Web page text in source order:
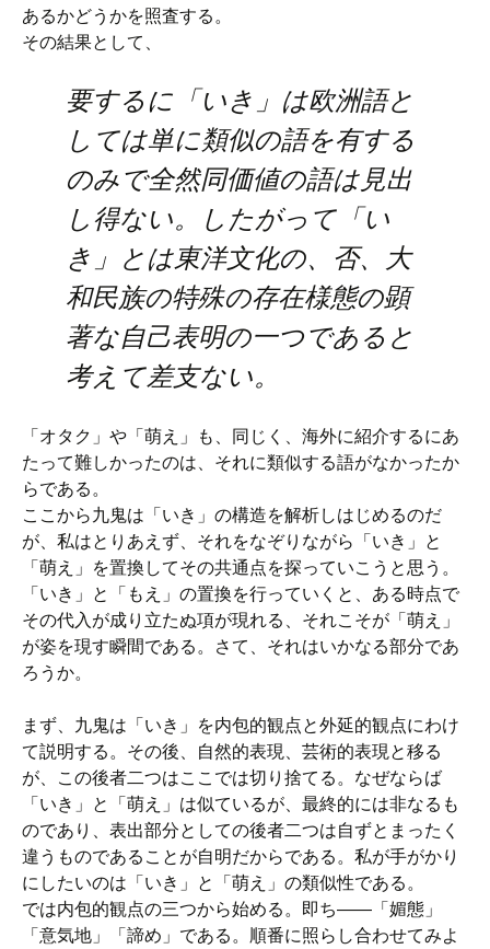
あるかどうかを照査する。
その結果として、
要するに「いき」は欧洲語と
しては単に類似の語を有する
のみで全然同価値の語は見出
し得ない。したがって「い
き」とは東洋文化の、否、大
和民族の特殊の存在様態の顕
著な自己表明の一つであると
考えて差支ない。
「オタク」や「萌え」も、同じく、海外に紹介するにあ
たって難しかったのは、それに類似する語がなかったか
らである。
ここから九鬼は「いき」の構造を解析しはじめるのだ
が、私はとりあえず、それをなぞりながら「いき」と
「萌え」を置換してその共通点を探っていこうと思う。
「いき」と「もえ」の置換を行っていくと、ある時点で
その代入が成り立たぬ項が現れる、それこそが「萌え」
が姿を現す瞬間である。さて、それはいかなる部分であ
ろうか。
まず、九鬼は「いき」を内包的観点と外延的観点にわけ
て説明する。その後、自然的表現、芸術的表現と移る
が、この後者二つはここでは切り捨てる。なぜならば
「いき」と「萌え」は似ているが、最終的には非なるも
のであり、表出部分としての後者二つは自ずとまったく
違うものであることが自明だからである。私が手がかり
にしたいのは「いき」と「萌え」の類似性である。
では内包的観点の三つから始める。即ち――「媚態」
「意気地」「諦め」である。順番に照らし合わせてみよ